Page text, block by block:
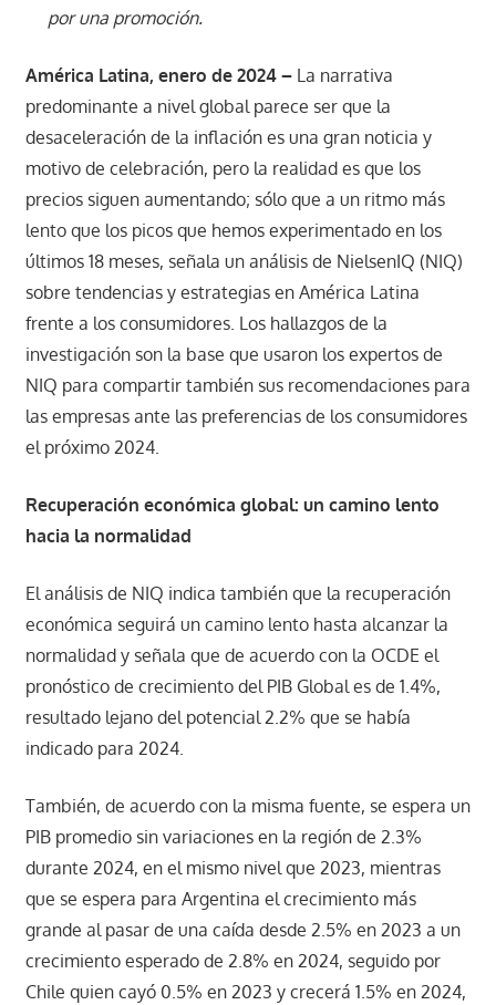
por una promoción.
América Latina, enero de 2024 – La narrativa
predominante a nivel global parece ser que la
desaceleración de la inflación es una gran noticia y
motivo de celebración, pero la realidad es que los
precios siguen aumentando; sólo que a un ritmo más
lento que los picos que hemos experimentado en los
últimos 18 meses, señala un análisis de NielsenIQ (NIQ)
sobre tendencias y estrategias en América Latina
frente a los consumidores. Los hallazgos de la
investigación son la base que usaron los expertos de
NIQ para compartir también sus recomendaciones para
las empresas ante las preferencias de los consumidores
el próximo 2024.
Recuperación económica global: un camino lento
hacia la normalidad
El análisis de NIQ indica también que la recuperación
económica seguirá un camino lento hasta alcanzar la
normalidad y señala que de acuerdo con la OCDE el
pronóstico de crecimiento del PIB Global es de 1.4%,
resultado lejano del potencial 2.2% que se había
indicado para 2024.
También, de acuerdo con la misma fuente, se espera un
PIB promedio sin variaciones en la región de 2.3%
durante 2024, en el mismo nivel que 2023, mientras
que se espera para Argentina el crecimiento más
grande al pasar de una caída desde 2.5% en 2023 a un
crecimiento esperado de 2.8% en 2024, seguido por
Chile quien cayó 0.5% en 2023 y crecerá 1.5% en 2024,